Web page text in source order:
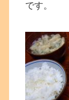
です。